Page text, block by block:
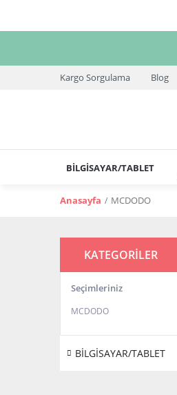
Kargo Sorgulama Blog
BİLGİSAYAR/TABLET
Anasayfa MCDODO
KATEGORİLER
Seçimleriniz
MCDODO
BİLGİSAYAR/TABLET